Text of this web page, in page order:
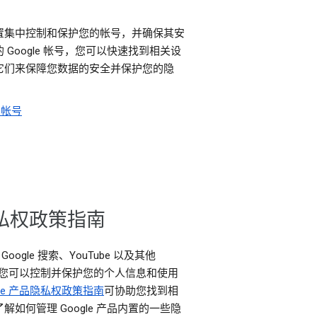
集中控制和保护您的帐号，并确保其安
Google 帐号，您可以快速找到相关设
们来保障您数据的安全并保护您的隐
号
权政策指南
搜索、YouTube 以及其他
可以控制并保护您的个人信息和使用
产品隐私权政策指南可协助您找到相
解如何管理 Google 产品内置的一些隐